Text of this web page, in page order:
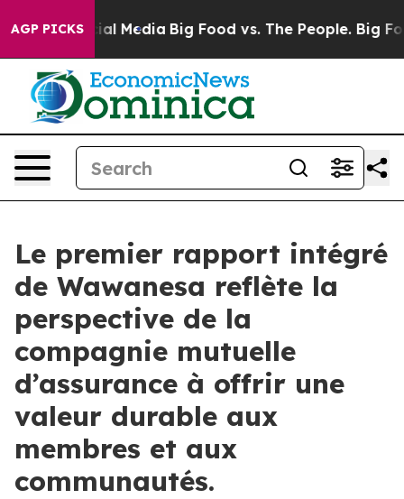
AGP PICKS
on Social Media Big Food vs. The People. Big
Le premier rapport intégré
de Wawanesa reflète la
perspective de la
compagnie mutuelle
d’assurance à offrir une
valeur durable aux
membres et aux
communautés.